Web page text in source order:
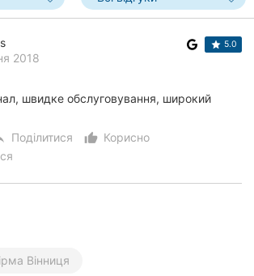
2018
5.0
швидке обслуговування, широкий
Поділитися thumb_up_alt
Корисно
Вінниця